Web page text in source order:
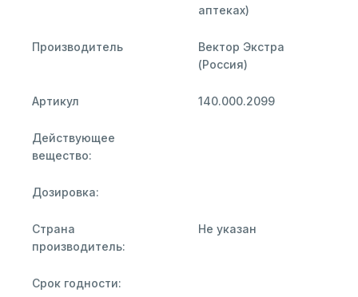
аптеках)
Производитель
Вектор Экстра
(Россия)
Артикул 140.000.2099
Действующее
вещество:
Дозировка:
Страна
производитель:
Не указан
Срок годности: